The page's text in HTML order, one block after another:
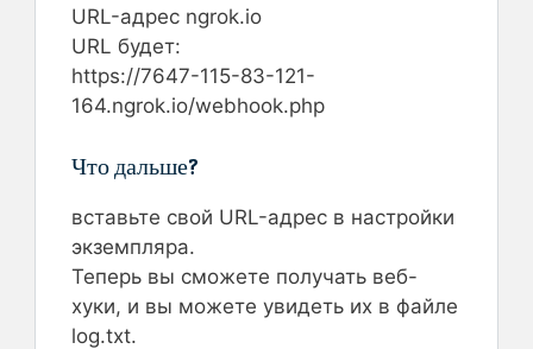
URL-адрес ngrok.io
URL будет:
https://7647-115-83-121-
164.ngrok.io/webhook.php
Что дальше?
вставьте свой URL-адрес в настройки
экземпляра.
Теперь вы сможете получать веб-
хуки, и вы можете увидеть их в файле
log.txt.